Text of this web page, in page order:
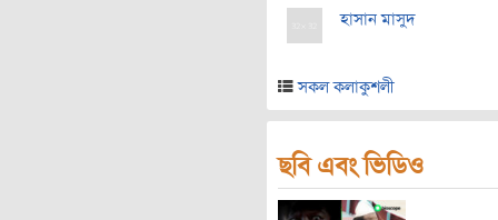
হাসান মাসুদ
সকল কলাকুশলী
ছবি এবং ভিডিও